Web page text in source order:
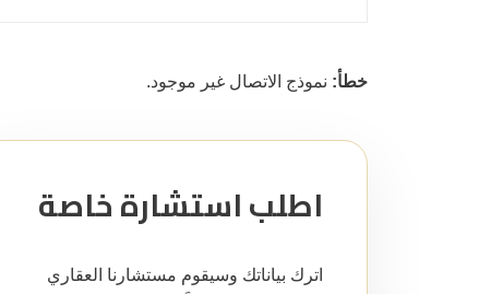
خطأ: نموذج الاتصال غير موجود.
اطلب استشارة خاصة
اترك بياناتك وسيقوم مستشارنا العقاري